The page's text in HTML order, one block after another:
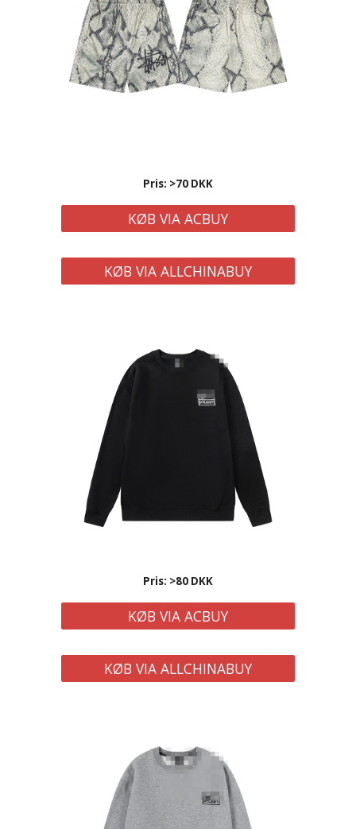
Pris: >70 DKK
KØB VIA ACBUY
KØB VIA ALLCHINABUY
Pris: >80 DKK
KØB VIA ACBUY
KØB VIA ALLCHINABUY